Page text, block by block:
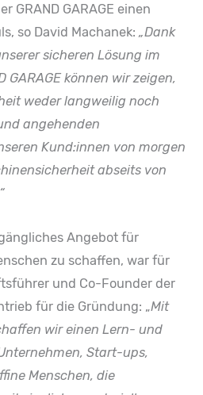
GRAND GARAGE einen
so David Machanek: „Dank
sicheren Lösung im
GARAGE können wir zeigen,
weder langweilig noch
angehenden
Kund:innen von morgen
abseits von
Angebot für
zu schaffen, war für
und Co-Founder der
für die Gründung: „Mit
wir einen Lern- und
Start-ups,
Menschen, die